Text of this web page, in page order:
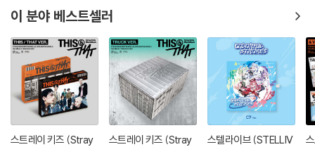
이 분야 베스트셀러
스트레이 키즈 (Stray
스트레이 키즈 (Stray
스텔라이브 (STELLIV